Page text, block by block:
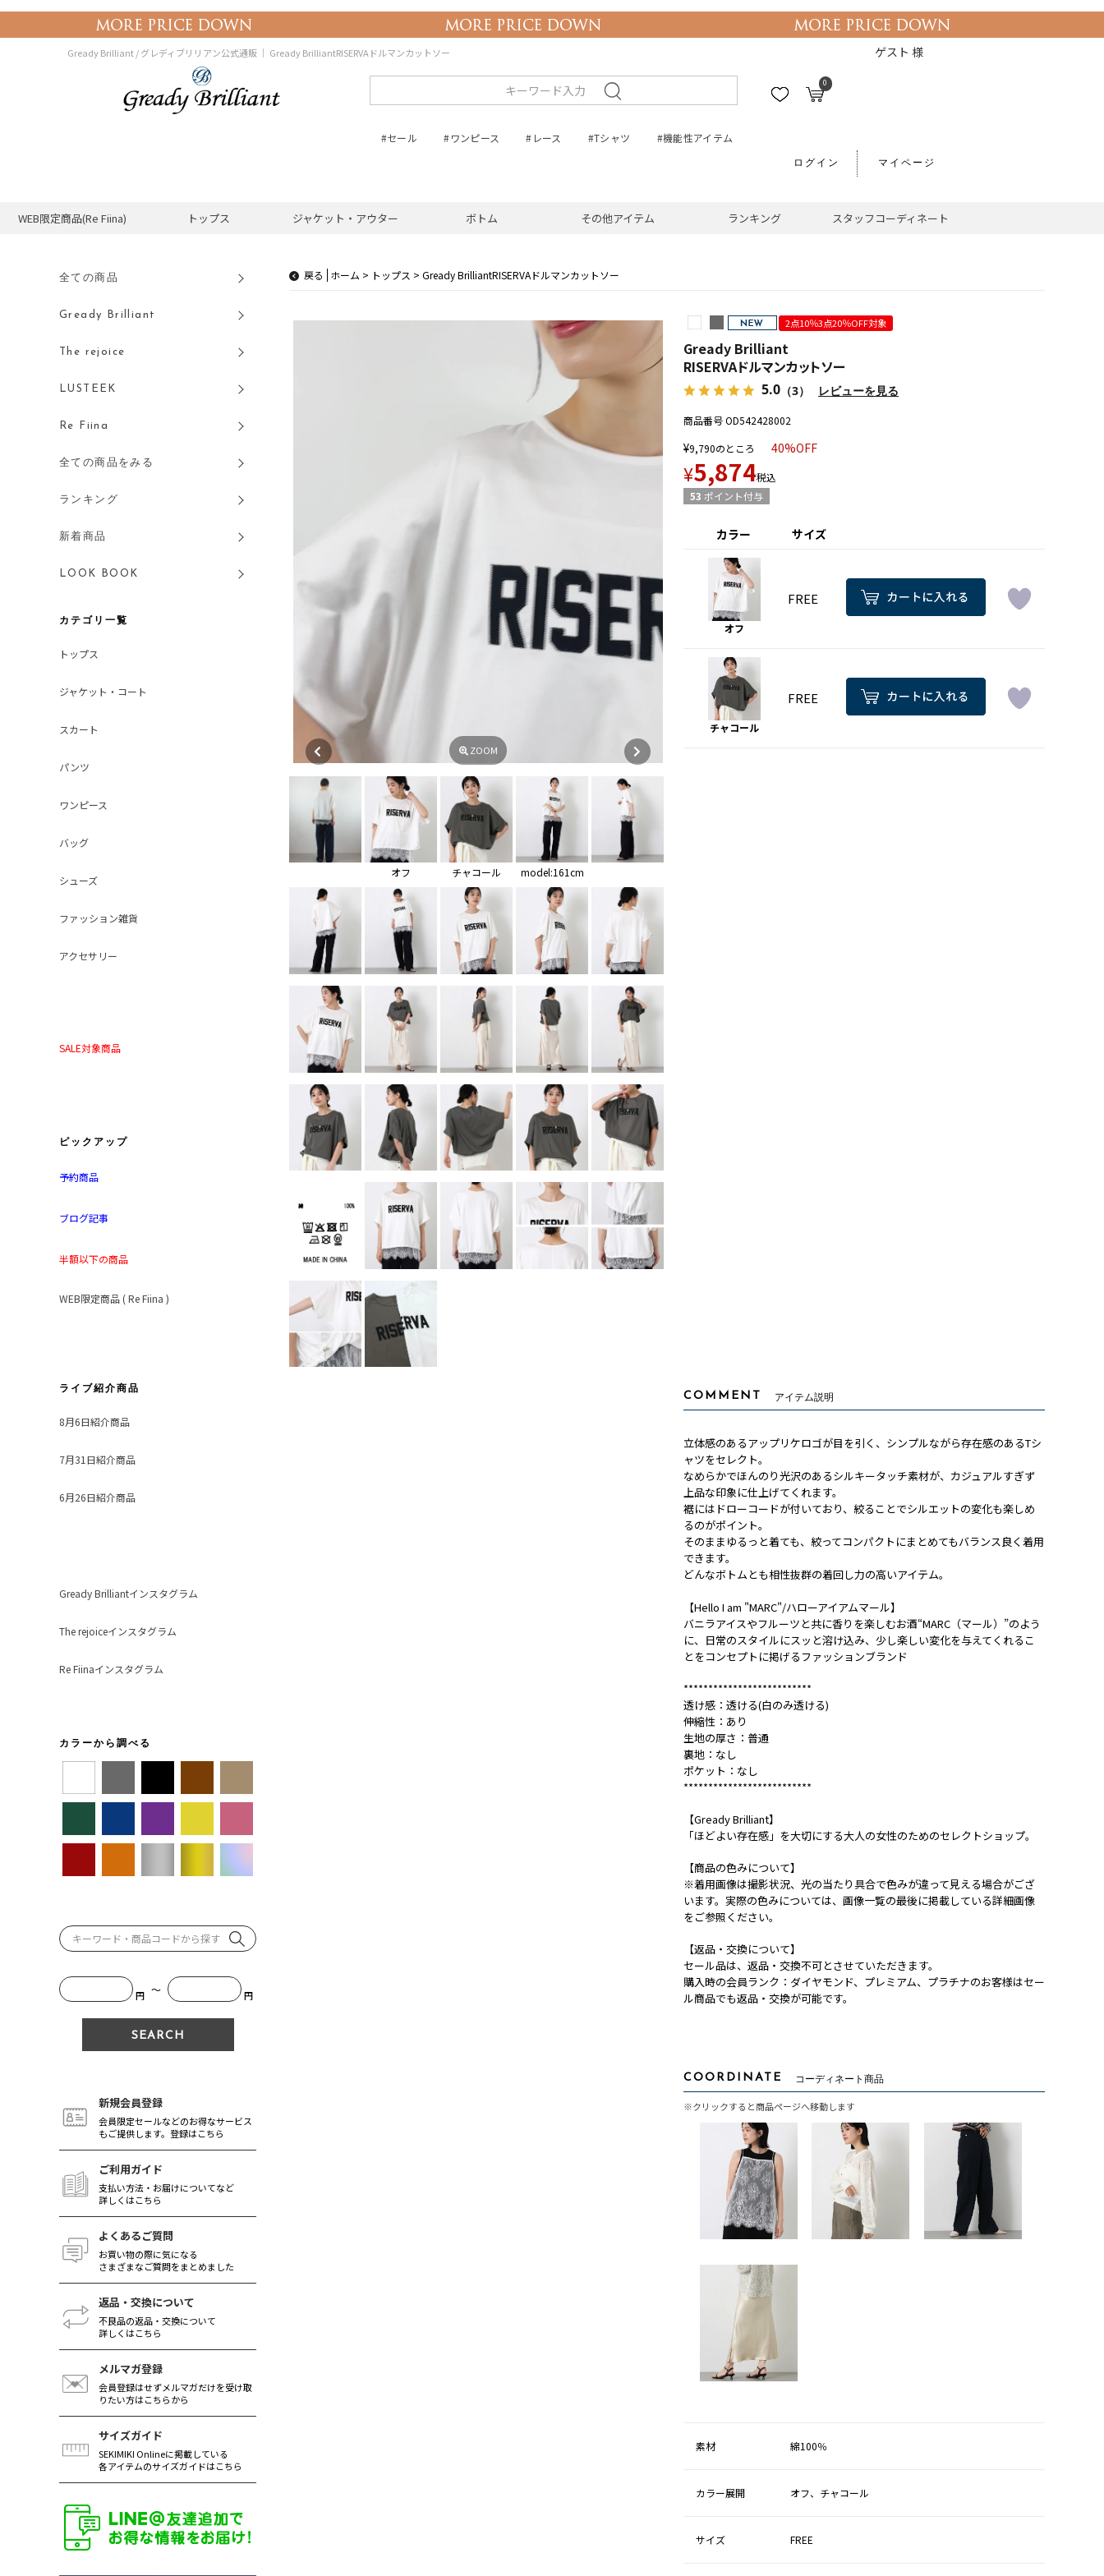
Gready Brilliant / グレディブリリアン公式通販 ｜ Gready BrilliantRISERVAドルマンカットソー ゲスト 様
0
#セール #ワンピース #レース #Tシャツ #機能性アイテム
ログイン マイページ
WEB限定商品(Re Fiina) トップス ジャケット・アウター ボトム その他アイテム ランキング スタッフコーディネート
全ての商品
Gready Brilliant
The rejoice
LUSTEEK
Re Fiina
全ての商品をみる
ランキング
新着商品
LOOK BOOK
カテゴリ一覧
トップス
ジャケット・コート
スカート
パンツ
ワンピース
バッグ
シューズ
ファッション雑貨
アクセサリー
SALE対象商品
ピックアップ
予約商品
ブログ記事
半額以下の商品
WEB限定商品 ( Re Fiina )
ライブ紹介商品
8月6日紹介商品
7月31日紹介商品
6月26日紹介商品
Gready Brilliantインスタグラム
The rejoiceインスタグラム
Re Fiinaインスタグラム
カラーから調べる
円 ～ 円
新規会員登録
会員限定セールなどのお得なサービス
もご提供します。登録はこちら
ご利用ガイド
支払い方法・お届けについてなど
詳しくはこちら
よくあるご質問
お買い物の際に気になる
さまざまなご質問をまとめました
返品・交換について
不良品の返品・交換について
詳しくはこちら
メルマガ登録
会員登録はせずメルマガだけを受け取
りたい方はこちらから
サイズガイド
SEKIMIKI Onlineに掲載している
各アイテムのサイズガイドはこちら
トップス Gready BrilliantRISERVAドルマンカットソー
戻る
ZOOM
オフ チャコール model:161cm
2点10％3点20％OFF対象
Gready Brilliant
RISERVAドルマンカットソー
5.0 （3） レビューを見る
商品番号OD542428002
¥9,790のところ 40%OFF
¥5,874税込
53 ポイント付与
サイズ
カラー
オフ
FREE
チャコール
FREE
COMMENT アイテム説明
立体感のあるアップリケロゴが目を引く、シンプルながら存在感のあるTシ
ャツをセレクト。
なめらかでほんのり光沢のあるシルキータッチ素材が、カジュアルすぎず
上品な印象に仕上げてくれます。
裾にはドローコードが付いており、絞ることでシルエットの変化も楽しめ
るのがポイント。
そのままゆるっと着ても、絞ってコンパクトにまとめてもバランス良く着用
できます。
どんなボトムとも相性抜群の着回し力の高いアイテム。
【Hello I am "MARC"/ハローアイアムマール】
バニラアイスやフルーツと共に香りを楽しむお酒“MARC（マール）”のよう
に、日常のスタイルにスッと溶け込み、少し楽しい変化を与えてくれるこ
とをコンセプトに掲げるファッションブランド
**************************
透け感：透ける(白のみ透ける)
伸縮性：あり
生地の厚さ：普通
裏地：なし
ポケット：なし
**************************
【Gready Brilliant】
「ほどよい存在感」を大切にする大人の女性のためのセレクトショップ。
【商品の色みについて】
※着用画像は撮影状況、光の当たり具合で色みが違って見える場合がござ
います。実際の色みについては、画像一覧の最後に掲載している詳細画像
をご参照ください。
【返品・交換について】
セール品は、返品・交換不可とさせていただきます。
購入時の会員ランク：ダイヤモンド、プレミアム、プラチナのお客様はセー
ル商品でも返品・交換が可能です。
COORDINATE コーディネート商品
※クリックすると商品ページへ移動します
素材 綿100％
カラー展開 オフ、チャコール
サイズ FREE